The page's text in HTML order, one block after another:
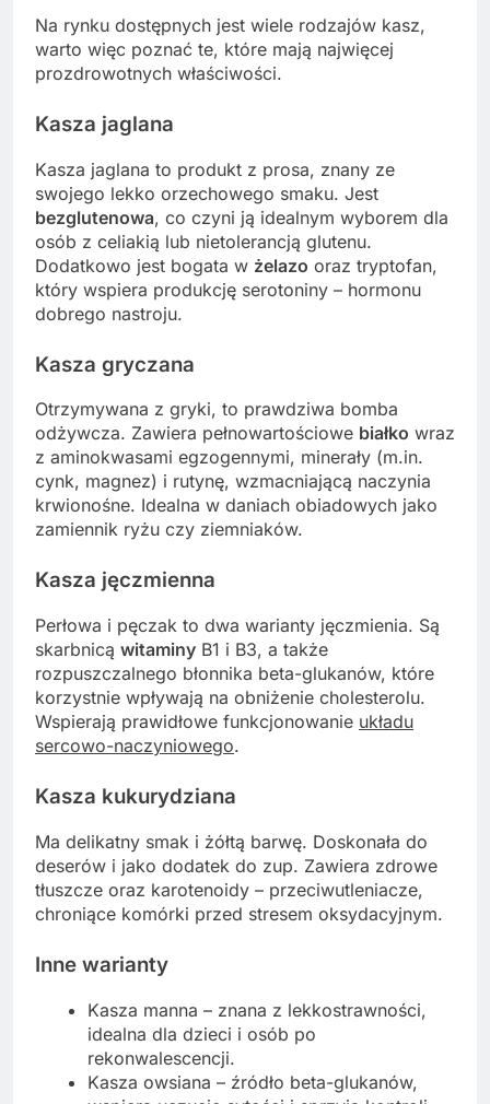
Na rynku dostępnych jest wiele rodzajów kasz,
warto więc poznać te, które mają najwięcej
prozdrowotnych właściwości.
Kasza jaglana
Kasza jaglana to produkt z prosa, znany ze
swojego lekko orzechowego smaku. Jest
bezglutenowa, co czyni ją idealnym wyborem dla
osób z celiakią lub nietolerancją glutenu.
Dodatkowo jest bogata w żelazo oraz tryptofan,
który wspiera produkcję serotoniny – hormonu
dobrego nastroju.
Kasza gryczana
Otrzymywana z gryki, to prawdziwa bomba
odżywcza. Zawiera pełnowartościowe białko wraz
z aminokwasami egzogennymi, minerały (m.in.
cynk, magnez) i rutynę, wzmacniającą naczynia
krwionośne. Idealna w daniach obiadowych jako
zamiennik ryżu czy ziemniaków.
Kasza jęczmienna
Perłowa i pęczak to dwa warianty jęczmienia. Są
skarbnicą witaminy B1 i B3, a także
rozpuszczalnego błonnika beta-glukanów, które
korzystnie wpływają na obniżenie cholesterolu.
Wspierają prawidłowe funkcjonowanie układu
sercowo-naczyniowego.
Kasza kukurydziana
Ma delikatny smak i żółtą barwę. Doskonała do
deserów i jako dodatek do zup. Zawiera zdrowe
tłuszcze oraz karotenoidy – przeciwutleniacze,
chroniące komórki przed stresem oksydacyjnym.
Inne warianty
Kasza manna – znana z lekkostrawności,
idealna dla dzieci i osób po
rekonwalescencji.
Kasza owsiana – źródło beta-glukanów,